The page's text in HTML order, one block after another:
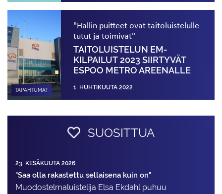
TAPAHTUMAT
"Hallin puitteet ovat taitoluistelulle
tutut ja toimivat"
TAITOLUISTELUN EM-
KILPAILUT 2023 SIIRTYVÄT
ESPOO METRO AREENALLE
1. HUHTIKUUTA 2022
SUOSITTUA
23. KESÄKUUTA 2026
"Saa olla rakastettu sellaisena kuin on"
Muodostelma­luistelija Elsa Ekdahl puhuu